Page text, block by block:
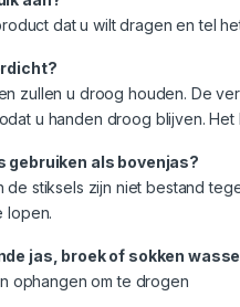
dat u wilt dragen en tel
zullen u droog houden. De
u handen droog blijven.
gebruiken als bovenjas?
de stiksels zijn niet bestand
lopen.
jas, broek of sokken
ophangen om te drogen